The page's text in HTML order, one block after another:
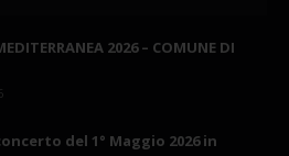
2026 – COMUNE DI
del 1° Maggio 2026 in